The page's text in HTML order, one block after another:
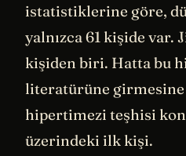
istatistiklerine göre,
yalnızca 61 kişide var.
kişiden biri. Hatta bu
literatürüne girmesine
hipertimezi teşhisi
üzerindeki ilk kişi.